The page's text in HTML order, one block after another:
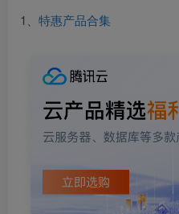
1、 特惠产品合集